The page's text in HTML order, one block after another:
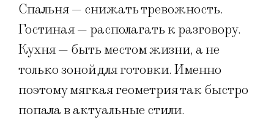
Спальня — снижать тревожность.
Гостиная — располагать к разговору.
Кухня — быть местом жизни, а не
только зоной для готовки. Именно
поэтому мягкая геометрия так быстро
попала в актуальные стили.